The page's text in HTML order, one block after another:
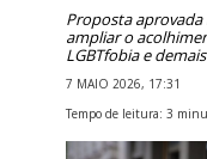
Proposta
ampliar o
LGBTfobia e
7 MAIO 2026, 17:31
Tempo de leitura: 3